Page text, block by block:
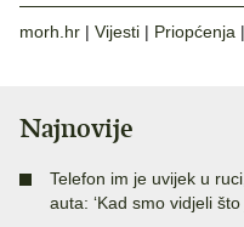
morh.hr | Vijesti | Priopćenja |
Najnovije
Telefon im je uvijek u
auta: ‘Kad smo vidjeli